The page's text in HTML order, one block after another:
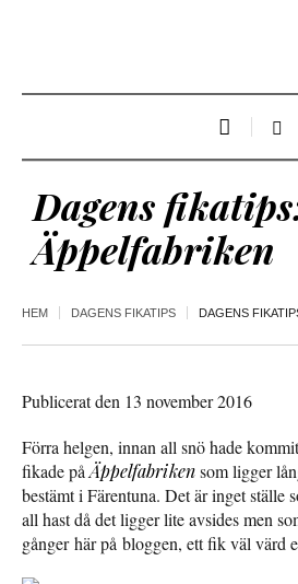
Dagens
Äppelfabriken
HEM DAGENS FIKATIPS DAGENS
Publicerat den 13 november 2016
Förra helgen, innan all snö hade
fikade på Äppelfabrikensom ligger
bestämt i Färentuna. Det är inget ställe
all hast då det ligger lite avsides men
gånger här på bloggen, ett fik väl värd